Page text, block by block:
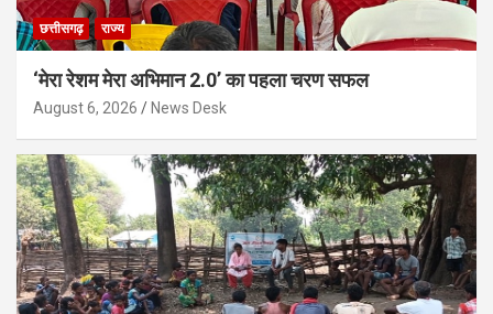
छत्तीसगढ़ राज्य
‘मेरा रेशम मेरा अभिमान 2.0’ का पहला चरण सफल
August 6, 2026 News Desk